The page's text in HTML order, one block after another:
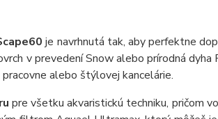
60 je navrhnutá tak, aby perfektne
v prevedení Snow alebo prírodná
alebo štýlovej kancelárie.
pre všetku akvaristickú techniku, pričom